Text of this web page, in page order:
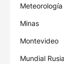
Meteorología
Minas
Montevideo
Mundial